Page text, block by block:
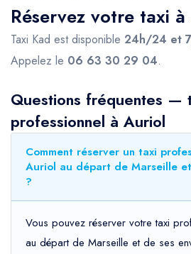
Réservez votre taxi
Taxi Kad est disponible 24h/24 et
Appelez le 06 63 30 29 04.
Questions fréquentes —
professionnel à Auriol
Comment réserver un taxi
Auriol au départ de Marseille
?
Vous pouvez réserver votre taxi
au départ de Marseille et de ses